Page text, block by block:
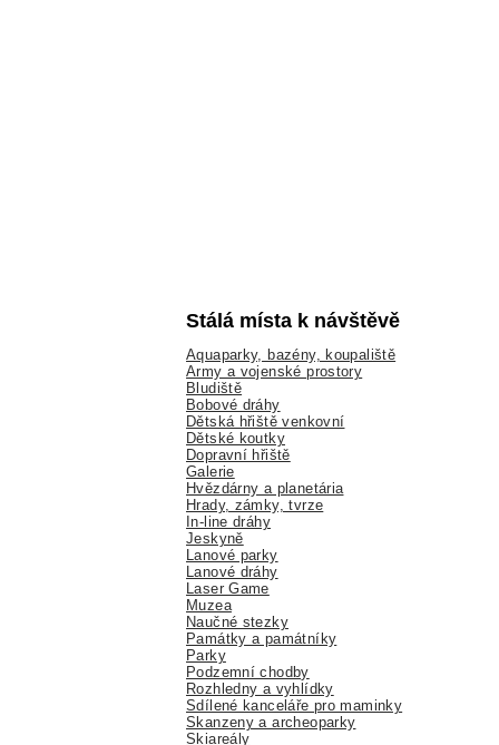
Stálá místa k návštěvě
Aquaparky, bazény, koupaliště
Army a vojenské prostory
Bludiště
Bobové dráhy
Dětská hřiště venkovní
Dětské koutky
Dopravní hřiště
Galerie
Hvězdárny a planetária
Hrady, zámky, tvrze
In-line dráhy
Jeskyně
Lanové parky
Lanové dráhy
Laser Game
Muzea
Naučné stezky
Památky a památníky
Parky
Podzemní chodby
Rozhledny a vyhlídky
Sdílené kanceláře pro maminky
Skanzeny a archeoparky
Skiareály